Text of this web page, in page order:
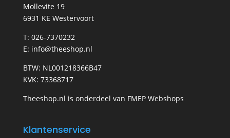
Mollevite 19
6931 KE Westervoort
T: 026-7370232
E: info@theeshop.nl
BTW: NL001218366B47
KVK: 73368717
Theeshop.nl is onderdeel van FMEP Webshops
Klantenservice